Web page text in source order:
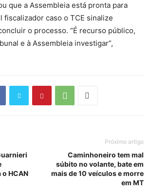
que a Assembleia está pronta para
fiscalizador caso o TCE sinalize
o processo. “É recurso público,
e à Assembleia investigar”,
HCAN
Próximo artigo
Caminhoneiro tem mal
súbito no volante, bate em
mais de 10 veículos e morre
em MT